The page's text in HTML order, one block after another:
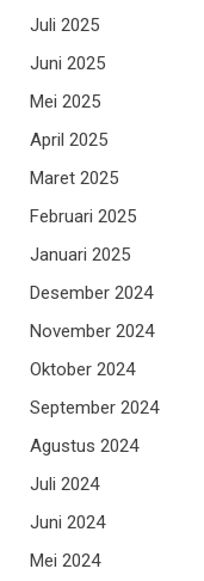
Juli 2025
Juni 2025
Mei 2025
April 2025
Maret 2025
Februari 2025
Januari 2025
Desember 2024
November 2024
Oktober 2024
September 2024
Agustus 2024
Juli 2024
Juni 2024
Mei 2024